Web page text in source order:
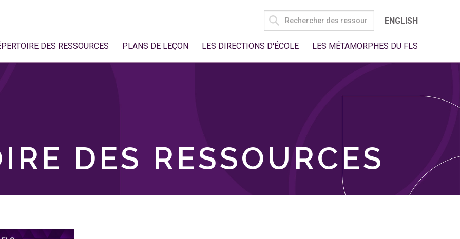
SEARCH
FOR:
ENGLISH
DES RESSOURCES PLANS DE LEÇON LES DIRECTIONS D'ÉCOLE LES MÉTAMORPHES DU FLS
DES RESSOURCES